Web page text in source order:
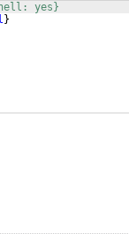
yes}
}